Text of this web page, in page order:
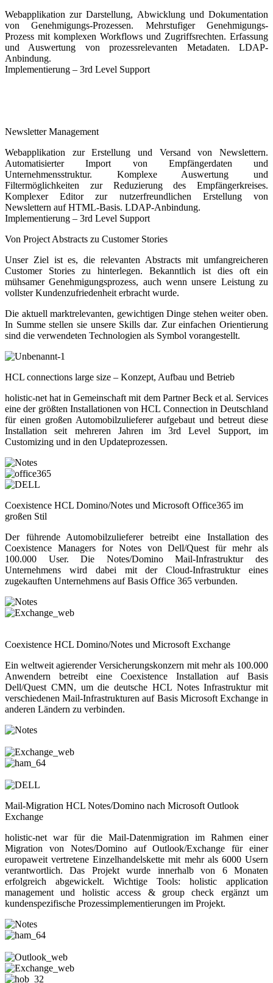
Webapplikation zur Darstellung, Abwicklung und Dokumentation
von Genehmigungs-Prozessen. Mehrstufiger Genehmigungs-
Prozess mit komplexen Workflows und Zugriffsrechten. Erfassung
und Auswertung von prozessrelevanten Metadaten. LDAP-
Anbindung.
Implementierung – 3rd Level Support
Newsletter Management
Webapplikation zur Erstellung und Versand von Newslettern.
Automatisierter Import von Empfängerdaten und
Unternehmensstruktur. Komplexe Auswertung und
Filtermöglichkeiten zur Reduzierung des Empfängerkreises.
Komplexer Editor zur nutzerfreundlichen Erstellung von
Newslettern auf HTML-Basis. LDAP-Anbindung.
Implementierung – 3rd Level Support
Von Project Abstracts zu Customer Stories
Unser Ziel ist es, die relevanten Abstracts mit umfangreicheren
Customer Stories zu hinterlegen. Bekanntlich ist dies oft ein
mühsamer Genehmigungsprozess, auch wenn unsere Leistung zu
vollster Kundenzufriedenheit erbracht wurde.
Die aktuell marktrelevanten, gewichtigen Dinge stehen weiter oben.
In Summe stellen sie unsere Skills dar. Zur einfachen Orientierung
sind die verwendeten Technologien als Symbol vorangestellt.
HCL connections large size – Konzept, Aufbau und Betrieb
holistic-net hat in Gemeinschaft mit dem Partner Beck et al. Services
eine der größten Installationen von HCL Connection in Deutschland
für einen großen Automobilzulieferer aufgebaut und betreut diese
Installation seit mehreren Jahren im 3rd Level Support, im
Customizing und in den Updateprozessen.
Coexistence HCL Domino/Notes und Microsoft Office365 im
großen Stil
Der führende Automobilzulieferer betreibt eine Installation des
Coexistence Managers for Notes von Dell/Quest für mehr als
100.000 User. Die Notes/Domino Mail-Infrastruktur des
Unternehmens wird dabei mit der Cloud-Infrastruktur eines
zugekauften Unternehmens auf Basis Office 365 verbunden.
Coexistence HCL Domino/Notes und Microsoft Exchange
Ein weltweit agierender Versicherungskonzern mit mehr als 100.000
Anwendern betreibt eine Coexistence Installation auf Basis
Dell/Quest CMN, um die deutsche HCL Notes Infrastruktur mit
verschiedenen Mail-Infrastrukturen auf Basis Microsoft Exchange in
anderen Ländern zu verbinden.
Mail-Migration HCL Notes/Domino nach Microsoft Outlook
Exchange
holistic-net war für die Mail-Datenmigration im Rahmen einer
Migration von Notes/Domino auf Outlook/Exchange für einer
europaweit vertretene Einzelhandelskette mit mehr als 6000 Usern
verantwortlich. Das Projekt wurde innerhalb von 6 Monaten
erfolgreich abgewickelt. Wichtige Tools: holistic application
management und holistic access & group check ergänzt um
kundenspezifische Prozessimplementierungen im Projekt.